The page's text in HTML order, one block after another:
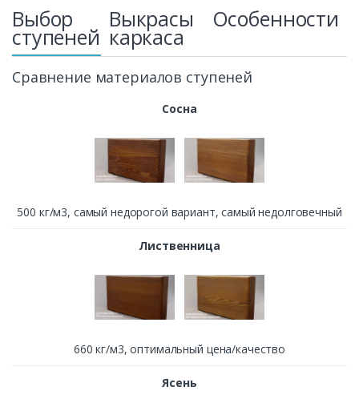
Выбор
ступеней
Выкрасы
каркаса
Особенности
Сравнение материалов ступеней
Сосна
500 кг/м3, cамый недорогой вариант, самый недолговечный
Лиственница
660 кг/м3, оптимальный цена/качество
Ясень